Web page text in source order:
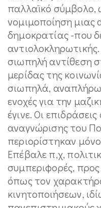
παλλαϊκό σύμβολο,
νομιμοποίηση μιας
δημοκρατίας -που
σιωπηλή αντίθεση
μερίδας της
σιωπηλά,
ενοχές για την
έγινε. Οι
αναγνώρισης του
περιορίστηκαν
Επέβαλε π,χ,
συμπεριφορές,
όπως τον
κινητοποιήσεων,